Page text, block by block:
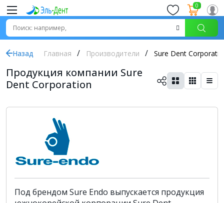
0
Назад Главная Производители Sure Dent
Продукция компании Sure
Dent Corporation
Под брендом Sure Endo выпускается продукция